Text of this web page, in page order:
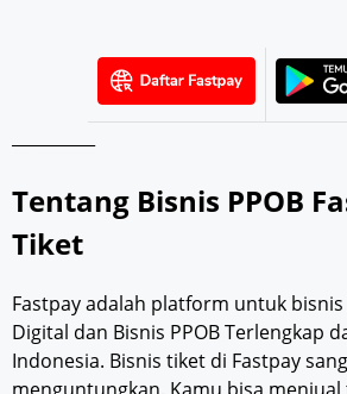
Tentang Bisnis PPOB
Tiket
Fastpay adalah platform untuk bisnis
Digital dan Bisnis PPOB Terlengkap
Indonesia. Bisnis tiket di Fastpay